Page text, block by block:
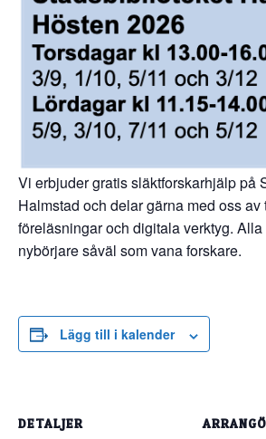
Vi erbjuder gratis släktforskarhjälp på
Halmstad och delar gärna med oss av
föreläsningar och digitala verktyg.
nybörjare såväl som vana forskare.
Lägg till i kalender
DETALJER